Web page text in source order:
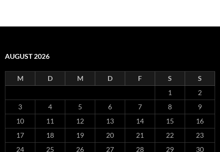
AUGUST 2026
M D M D F S
S
1
2
3
4 5 6 7 8
9
10
11 12 13 14 15
16
17
18 19 20 21 22
23
24
25 26 27 28 29
30